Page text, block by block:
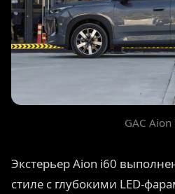
GAC Aion
Экстерьер Aion i60
стиле с глубокими LED-